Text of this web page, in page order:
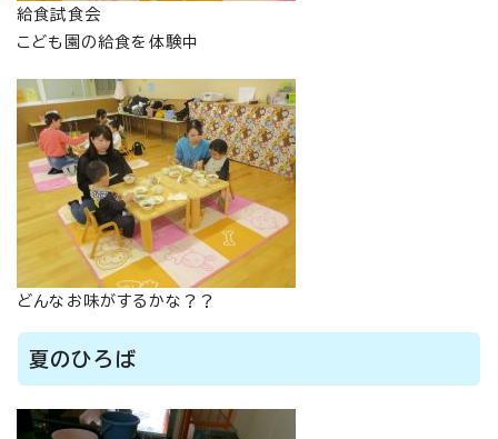
給食試食会
こども園の給食を体験中
どんなお味がするかな？？
夏のひろば